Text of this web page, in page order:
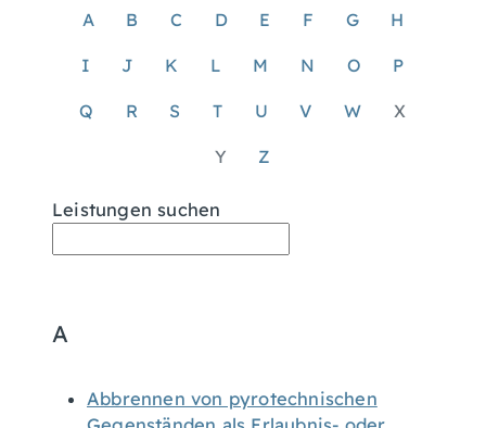
A B C D E F G H
I J K L M N O P
Q R S T U V W X
Y Z
Leistungen suchen
A
Abbrennen von pyrotechnischen